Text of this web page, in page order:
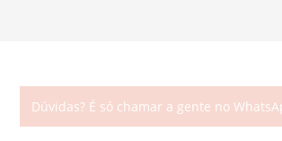
Dúvidas? É só chamar a gente no